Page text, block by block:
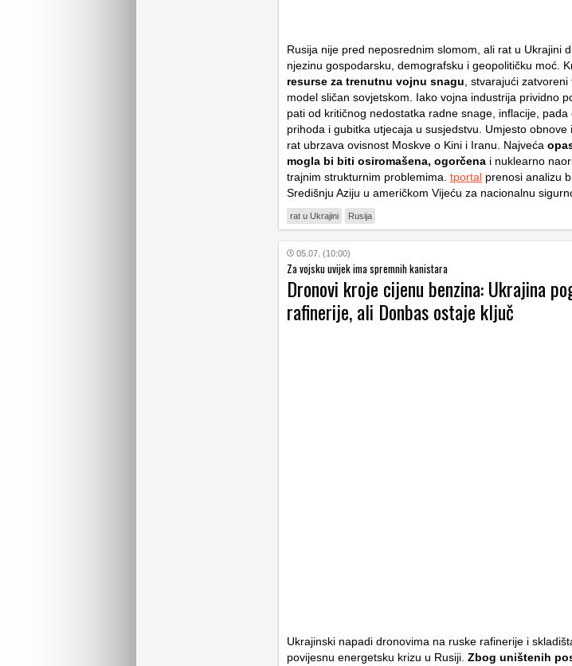
Rusija nije pred neposrednim slomom, ali rat u Ukrajini
njezinu gospodarsku, demografsku i geopolitičku moć.
resurse za trenutnu vojnu snagu, stvarajući zatvoreni
model sličan sovjetskom. Iako vojna industrija prividno
pati od kritičnog nedostatka radne snage, inflacije, pada
prihoda i gubitka utjecaja u susjedstvu. Umjesto obnove
rat ubrzava ovisnost Moskve o Kini i Iranu. Najveća
mogla bi biti osiromašena, ogorčena i nuklearno
trajnim strukturnim problemima. tportal prenosi analizu
Središnju Aziju u američkom Vijeću za nacionalnu
rat u Ukrajini Rusija
05.07. (10:00)
Za vojsku uvijek ima spremnih kanistara
Dronovi kroje cijenu benzina: Ukrajina
rafinerije, ali Donbas ostaje ključ
Ukrajinski napadi dronovima na ruske rafinerije i
povijesnu energetsku krizu u Rusiji. Zbog uništenih